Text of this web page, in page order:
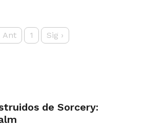
Ant 1 Sig ›
de Sorcery: